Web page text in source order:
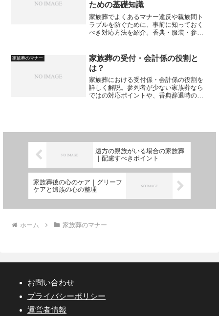
ための基礎知識
家族葬でよくあるマナー違反や親族間ト
ラブルを防ぐために、事前に知っておく
べき対応方法を紹介。香典・服装・参列
家族葬のマナー
家族葬の受付・会計係の役割と
は？
家族葬における受付係・会計係の役割を
詳しく解説。参列者が少ない家族葬なら
ではの対応ポイントや、香典辞退時の扱
遠方の親族がいる場合の家族葬
｜配慮すべきポイント
家族葬後の心のケア｜グリーフ
ケアと遺族の心の整理
ホーム 家族葬のマナー
お問い合わせ
プライバシーポリシー
運営者情報